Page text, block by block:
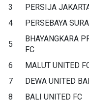
3
PERSIJA
4
PERSEBAYA
5
BHAYANGKARA
FC
6 MALUT UNITED
7
DEWA UNITED
8
BALI UNITED FC